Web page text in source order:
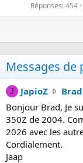
Réponses 454
Messages de
J JapioZ
Bonjour Brad, Je
350Z de 2004.
2026 avec les
Cordialement.
Jaap